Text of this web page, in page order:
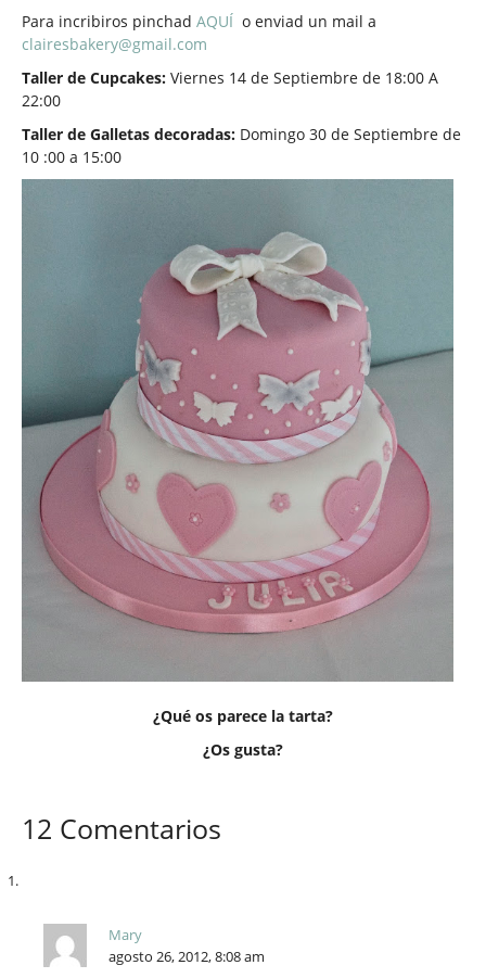
Para incribiros pinchad AQUÍ o enviad un mail a
clairesbakery@gmail.com
Taller de Cupcakes: Viernes 14 de Septiembre de 18:00 A
22:00
Taller de Galletas decoradas: Domingo 30 de Septiembre de
10 :00 a 15:00
¿Qué os parece la tarta?
¿Os gusta?
12 Comentarios
Mary
agosto 26, 2012, 8:08 am